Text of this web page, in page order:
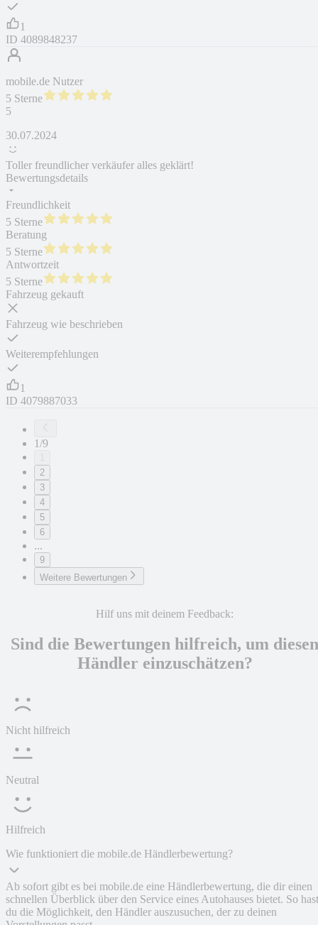
1
ID 4089848237
mobile.de Nutzer
5 Sterne
5
30.07.2024
Toller freundlicher verkäufer alles geklärt!
Bewertungsdetails
Freundlichkeit
5 Sterne
Beratung
5 Sterne
Antwortzeit
5 Sterne
Fahrzeug gekauft
Fahrzeug wie beschrieben
Weiterempfehlungen
1
ID 4079887033
1/9
2
3
4
5
6
...
9
Weitere Bewertungen
Hilf uns mit deinem Feedback:
Sind die Bewertungen hilfreich, um diesen
Händler einzuschätzen?
Nicht hilfreich
Neutral
Hilfreich
Wie funktioniert die mobile.de Händlerbewertung?
Ab sofort gibt es bei mobile.de eine Händlerbewertung, die dir einen
schnellen Überblick über den Service eines Autohauses bietet. So hast
du die Möglichkeit, den Händler auszusuchen, der zu deinen